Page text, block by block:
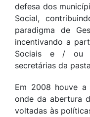
defesa dos
Social,
paradigma de
incentivando a
Sociais e / ou
secretárias da
Em 2008 houve a
onde da abertura
voltadas às